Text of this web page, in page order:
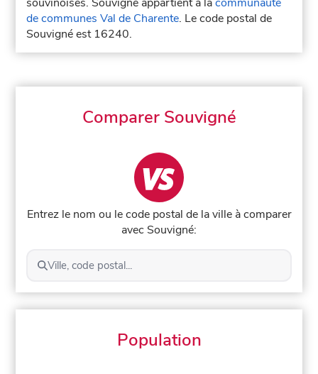
de communes Val de Charente. Le code postal de
Souvigné est 16240.
Comparer Souvigné
Entrez le nom ou le code postal de la ville à comparer
avec Souvigné:
Ville, code postal...
Population